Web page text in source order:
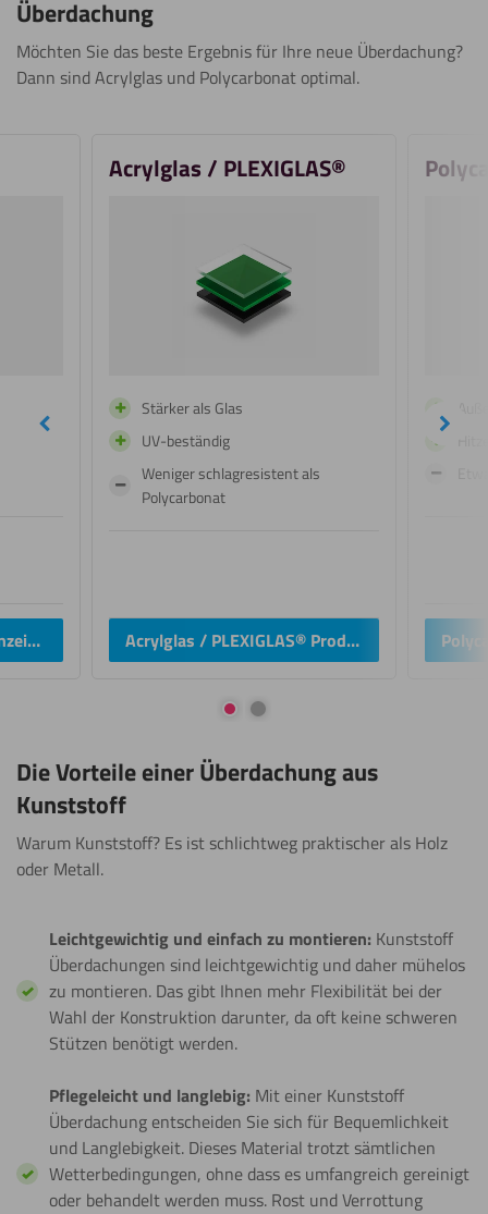
Überdachung
Möchten Sie das beste Ergebnis für Ihre neue Überdachung?
Dann sind Acrylglas und Polycarbonat optimal.
undefined
Polycarbonat Produkte anzeigen
Acrylglas / PLEXIGLAS®
Stärker als Glas
UV-beständig
Weniger schlagresistent als
Polycarbonat
Acrylglas / PLEXIGLAS® Produkte anzeigen
Gehe zur Folie 1
Gehe zur Folie 2
Die Vorteile einer Überdachung aus
Kunststoff
Warum Kunststoff? Es ist schlichtweg praktischer als Holz
oder Metall.
Leichtgewichtig und einfach zu montieren: Kunststoff
Überdachungen sind leichtgewichtig und daher mühelos
zu montieren. Das gibt Ihnen mehr Flexibilität bei der
Wahl der Konstruktion darunter, da oft keine schweren
Stützen benötigt werden.
Pflegeleicht und langlebig: Mit einer Kunststoff
Überdachung entscheiden Sie sich für Bequemlichkeit
und Langlebigkeit. Dieses Material trotzt sämtlichen
Wetterbedingungen, ohne dass es umfangreich gereinigt
oder behandelt werden muss. Rost und Verrottung